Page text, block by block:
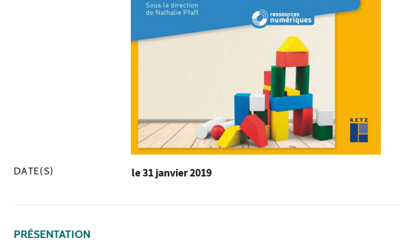
DATE(S) le31 janvier 2019
PRÉSENTATION